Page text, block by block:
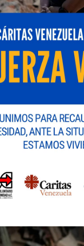
EMPRESAS
por un
junio 11, 2026